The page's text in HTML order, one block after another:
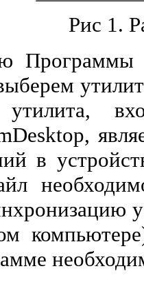
Рис 1.
Программы
в